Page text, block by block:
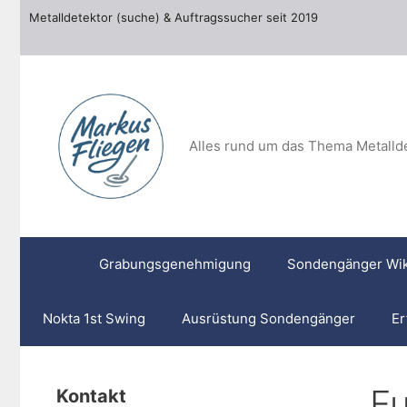
Zum
springen
Metalldetektor (suche) & Auftragssucher seit 2019
Alles rund um das Thema
Grabungsgenehmigung Sondengänger
Nokta 1st Swing Ausrüstung Sondengänger
Kontakt